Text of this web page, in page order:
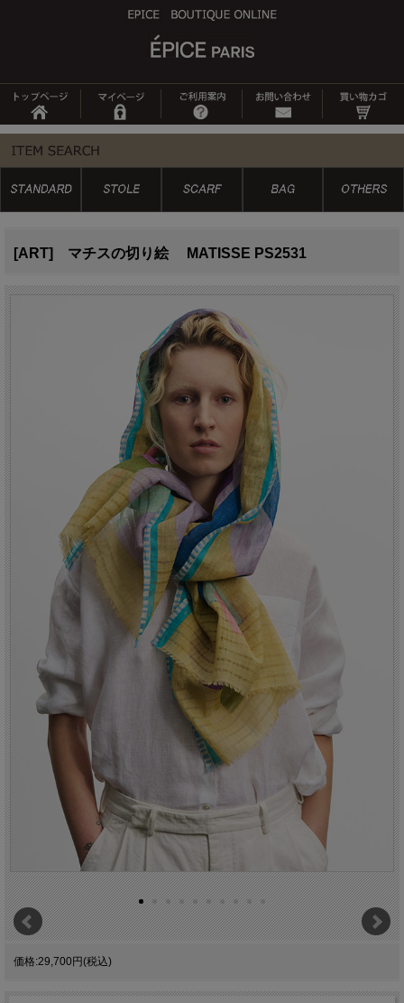
[ART] マチスの切り絵 MATISSE PS2531
価格:29,700円(税込)